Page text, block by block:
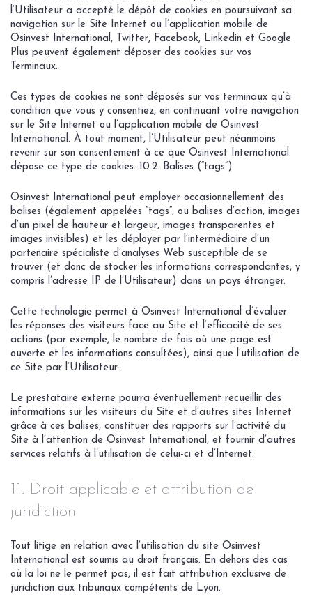
l’Utilisateur a accepté le dépôt de cookies en poursuivant sa
navigation sur le Site Internet ou l’application mobile de
Osinvest International, Twitter, Facebook, Linkedin et Google
Plus peuvent également déposer des cookies sur vos
Terminaux.
Ces types de cookies ne sont déposés sur vos terminaux qu’à
condition que vous y consentiez, en continuant votre navigation
sur le Site Internet ou l’application mobile de Osinvest
International. À tout moment, l’Utilisateur peut néanmoins
revenir sur son consentement à ce que Osinvest International
dépose ce type de cookies. 10.2. Balises (“tags”)
Osinvest International peut employer occasionnellement des
balises (également appelées “tags”, ou balises d’action, images
d’un pixel de hauteur et largeur, images transparentes et
images invisibles) et les déployer par l’intermédiaire d’un
partenaire spécialiste d’analyses Web susceptible de se
trouver (et donc de stocker les informations correspondantes, y
compris l’adresse IP de l’Utilisateur) dans un pays étranger.
Cette technologie permet à Osinvest International d’évaluer
les réponses des visiteurs face au Site et l’efficacité de ses
actions (par exemple, le nombre de fois où une page est
ouverte et les informations consultées), ainsi que l’utilisation de
ce Site par l’Utilisateur.
Le prestataire externe pourra éventuellement recueillir des
informations sur les visiteurs du Site et d’autres sites Internet
grâce à ces balises, constituer des rapports sur l’activité du
Site à l’attention de Osinvest International, et fournir d’autres
services relatifs à l’utilisation de celui-ci et d’Internet.
11. Droit applicable et attribution de
juridiction
Tout litige en relation avec l’utilisation du site Osinvest
International est soumis au droit français. En dehors des cas
où la loi ne le permet pas, il est fait attribution exclusive de
juridiction aux tribunaux compétents de Lyon.